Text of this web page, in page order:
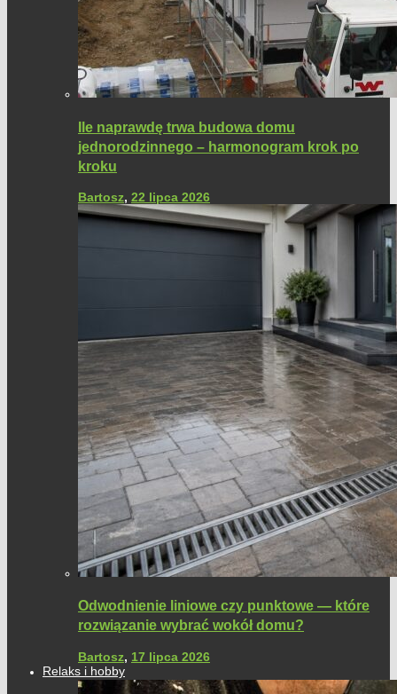
Ile naprawdę trwa budowa domu
jednorodzinnego – harmonogram krok po
kroku
Bartosz, 22 lipca 2026
Odwodnienie liniowe czy punktowe — które
rozwiązanie wybrać wokół domu?
Bartosz, 17 lipca 2026
Relaks i hobby